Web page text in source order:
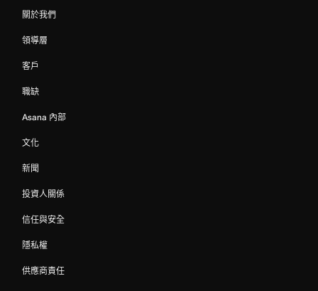
關於我們
領導層
客戶
職缺
Asana 內部
文化
新聞
投資人關係
信任與安全
隱私權
供應商責任